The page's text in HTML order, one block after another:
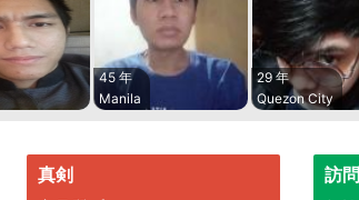
45 年
Manila
29 年
Quezon City
真剣 訪